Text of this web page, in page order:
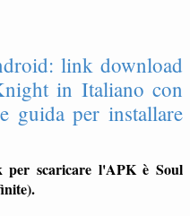
link download
in Italiano con
guida per installare
per scaricare l'APK è Soul